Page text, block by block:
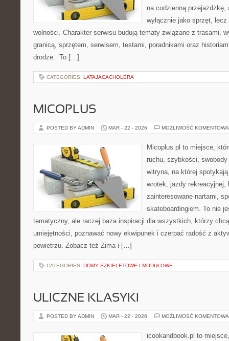
na codzienną przejażdżkę,
wyłącznie jako sprzęt,
wolności. Charakter serwisu budują tematy związane z trasami,
granicą, sprzętem, serwisem, testami, poradnikami oraz
drodze. To […]
CATEGORIES: LATAJACACHOLERA
MICOPLUS
POSTED BY ADMIN MAR - 22 - 2026 MOŻLIWOŚĆ
Micoplus.pl to miejsce,
ruchu, szybkości,
witryna, na której
wrotek, jazdy rekreacyjnej,
zainteresowane nartami,
skateboardingiem. To nie
tematyczny, ale raczej baza inspiracji dla wszystkich, którzy
umiejętności, poznawać nowy ekwipunek i czerpać radość z
powietrzu. Zobacz też Zima i […]
CATEGORIES: DOMY SZKIELETOWE I MODUŁOWE
ULICZNE KLASYKI
POSTED BY ADMIN MAR - 22 - 2026 MOŻLIWOŚĆ
icookandbook.pl to